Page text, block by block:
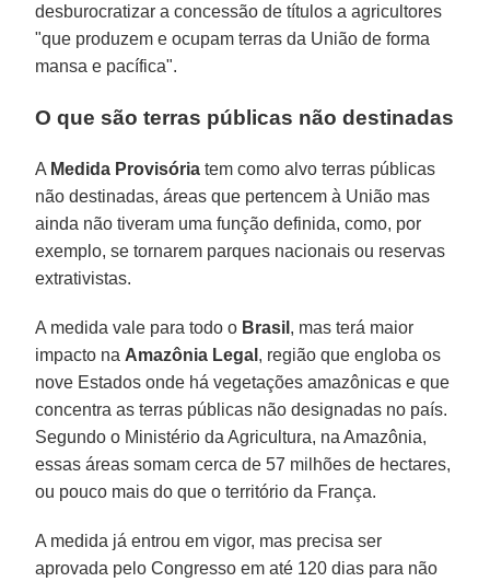
desburocratizar a concessão de títulos a agricultores
"que produzem e ocupam terras da União de forma
mansa e pacífica".
O que são terras públicas não destinadas
A Medida Provisória tem como alvo terras públicas
não destinadas, áreas que pertencem à União mas
ainda não tiveram uma função definida, como, por
exemplo, se tornarem parques nacionais ou reservas
extrativistas.
A medida vale para todo o Brasil , mas terá maior
impacto na Amazônia Legal , região que engloba os
nove Estados onde há vegetações amazônicas e que
concentra as terras públicas não designadas no país.
Segundo o Ministério da Agricultura, na Amazônia,
essas áreas somam cerca de 57 milhões de hectares,
ou pouco mais do que o território da França.
A medida já entrou em vigor, mas precisa ser
aprovada pelo Congresso em até 120 dias para não